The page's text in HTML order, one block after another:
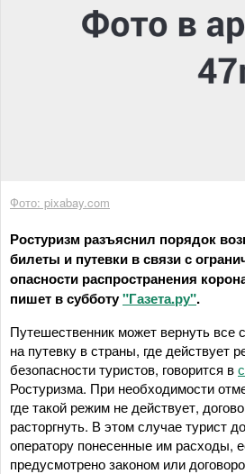
Фото: pixabay.com
Ростуризм разъяснил порядок
билеты и путевки в связи с
опасности распространения
пишет в субботу"Газета.ру".
Путешественник может вернуть все
на путевку в страны, где действует
безопасности туристов, говорится в
Ростуризма. При необходимости
где такой режим не действует,
расторгнуть. В этом случае турист
оператору понесенные им расходы,
предусмотрено законом или